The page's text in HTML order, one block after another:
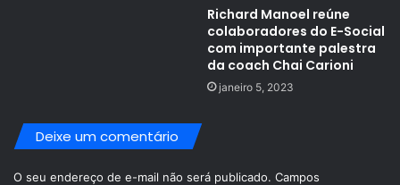
Richard Manoel reúne
colaboradores do E-Social
com importante palestra
da coach Chai Carioni
janeiro 5, 2023
Deixe um comentário
O seu endereço de e-mail não será publicado. Campos